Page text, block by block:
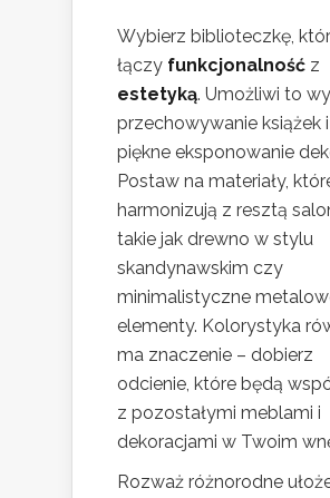
Wybierz biblioteczkę,
łączy funkcjonalność z
estetyką. Umożliwi to
przechowywanie książek i
piękne eksponowanie
Postaw na materiały,
harmonizują z resztą
takie jak drewno w stylu
skandynawskim czy
minimalistyczne
elementy. Kolorystyka
ma znaczenie – dobierz
odcienie, które będą
z pozostałymi meblami i
dekoracjami w Twoim
Rozważ różnorodne